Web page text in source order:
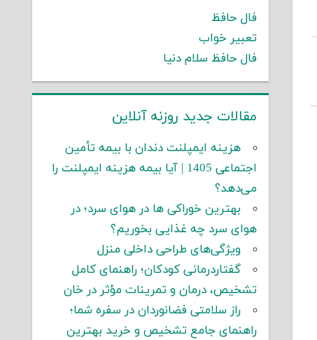
فال حافظ
تعبیر خواب
فال حافظ سلام دنیا
مقالات جدید روزنه آنلاین
هزینه ایمپلنت دندان با بیمه تأمین
اجتماعی 1405 | آیا بیمه هزینه ایمپلنت را
می‌دهد؟
بهترین خوراکی ها در هوای سرد؛ در
هوای سرد چه غذایی بخوریم؟
ویژگی‌های طراحی داخلی منزل
گفتاردرمانی کودکان؛ راهنمای کامل
تشخیص، درمان و تمرینات مؤثر در خان
راز سلامتی فضانوردان در سفره شما؛
راهنمای جامع تشخیص و خرید بهترین